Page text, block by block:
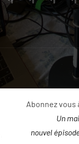
Abonnez
Un
nouvel